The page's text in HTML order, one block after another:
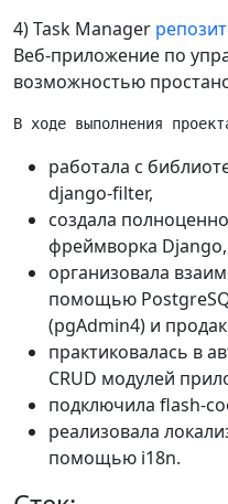
4) Task Manager
Веб-приложение по
возможностью
работала с
django-filter,
создала
фреймворка Django,
организовала
помощью
(pgAdmin4) и
практиковалась в
CRUD модулей
подключила flash-
реализовала
помощью i18n.